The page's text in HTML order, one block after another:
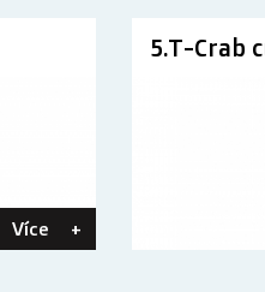
Více +
5.T-Crab